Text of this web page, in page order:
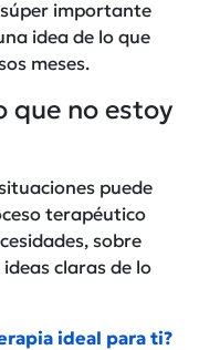
importante
idea de lo que
meses.
que no estoy
puede
terapéutico
sobre
claras de lo
ideal para ti?